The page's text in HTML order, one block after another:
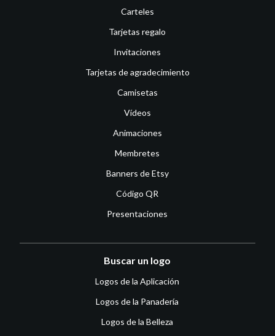
Carteles
Tarjetas regalo
Invitaciones
Tarjetas de agradecimiento
Camisetas
Vídeos
Animaciones
Membretes
Banners de Etsy
Código QR
Presentaciones
Buscar un logo
Logos de la Aplicación
Logos de la Panadería
Logos de la Belleza